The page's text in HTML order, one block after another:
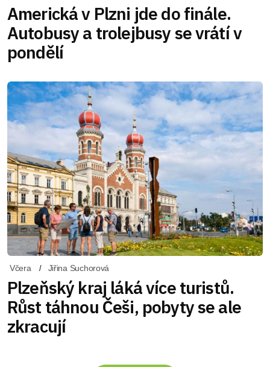
Americká v Plzni jde do finále.
Autobusy a trolejbusy se vrátí v
pondělí
Včera Jiřina Suchorová
Plzeňský kraj láká více turistů.
Růst táhnou Češi, pobyty se ale
zkracují